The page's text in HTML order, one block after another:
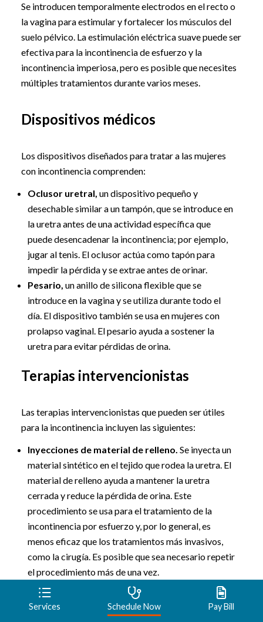
Se introducen temporalmente electrodos en el recto o
la vagina para estimular y fortalecer los músculos del
suelo pélvico. La estimulación eléctrica suave puede ser
efectiva para la incontinencia de esfuerzo y la
incontinencia imperiosa, pero es posible que necesites
múltiples tratamientos durante varios meses.
Dispositivos médicos
Los dispositivos diseñados para tratar a las mujeres
con incontinencia comprenden:
Oclusor uretral, un dispositivo pequeño y
desechable similar a un tampón, que se introduce en
la uretra antes de una actividad específica que
puede desencadenar la incontinencia; por ejemplo,
jugar al tenis. El oclusor actúa como tapón para
impedir la pérdida y se extrae antes de orinar.
Pesario, un anillo de silicona flexible que se
introduce en la vagina y se utiliza durante todo el
día. El dispositivo también se usa en mujeres con
prolapso vaginal. El pesario ayuda a sostener la
uretra para evitar pérdidas de orina.
Terapias intervencionistas
Las terapias intervencionistas que pueden ser útiles
para la incontinencia incluyen las siguientes:
Inyecciones de material de relleno. Se inyecta un
material sintético en el tejido que rodea la uretra. El
material de relleno ayuda a mantener la uretra
cerrada y reduce la pérdida de orina. Este
procedimiento se usa para el tratamiento de la
incontinencia por esfuerzo y, por lo general, es
menos eficaz que los tratamientos más invasivos,
como la cirugía. Es posible que sea necesario repetir
el procedimiento más de una vez.
Toxina botulínica A (bótox).
Las inyecciones de
bótox en el músculo de la vejiga pueden resultar
beneficiosas para las personas que tienen una vejiga
Services Schedule Now Pay Bill